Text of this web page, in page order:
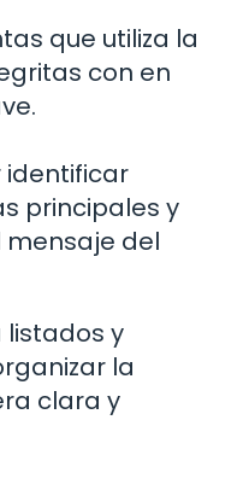
que utiliza la
con en
identificar
principales y
del
listados y
la
clara y